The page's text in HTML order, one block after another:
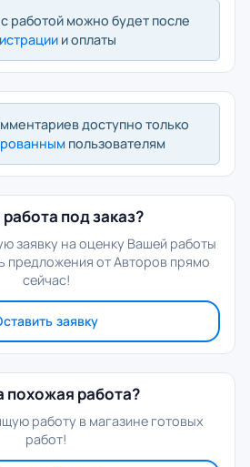
работой можно будет после
и оплаты
доступно только
пользователям
под заказ?
заявку на оценку Вашей работы
предложения от Авторов прямо
сейчас!
заявку
похожая работа?
работу в магазине готовых
работ!